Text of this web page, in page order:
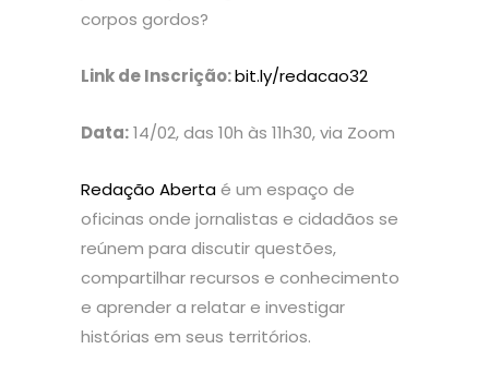
corpos gordos?
Link de Inscrição:bit.ly/redacao32
Data:14/02, das 10h às 11h30, via Zoom
Redação Abertaé um espaço de
oficinas onde jornalistas e cidadãos se
reúnem para discutir questões,
compartilhar recursos e conhecimento
e aprender a relatar e investigar
histórias em seus territórios.